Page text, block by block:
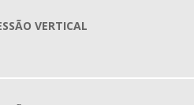
E TUBOVERTICAL